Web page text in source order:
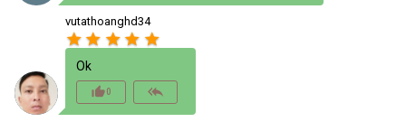
vutathoanghd34
star star star star star
Ok
thumb_up_alt0 reply_all